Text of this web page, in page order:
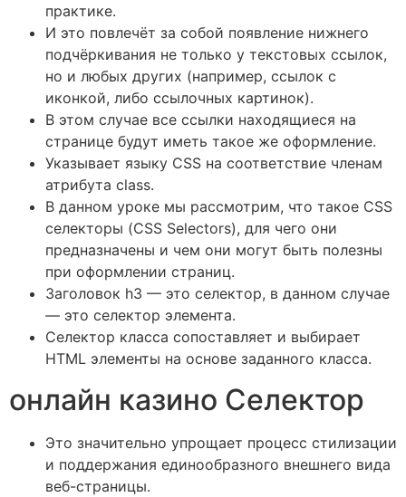
практике.
И это повлечёт за собой появление нижнего
подчёркивания не только у текстовых ссылок,
но и любых других (например, ссылок с
иконкой, либо ссылочных картинок).
В этом случае все ссылки находящиеся на
странице будут иметь такое же оформление.
Указывает языку CSS на соответствие членам
атрибута class.
В данном уроке мы рассмотрим, что такое CSS
селекторы (CSS Selectors), для чего они
предназначены и чем они могут быть полезны
при оформлении страниц.
Заголовок h3 — это селектор, в данном случае
— это селектор элемента.
Селектор класса сопоставляет и выбирает
HTML элементы на основе заданного класса.
онлайн казино Селектор
Это значительно упрощает процесс стилизации
и поддержания единообразного внешнего вида
веб-страницы.